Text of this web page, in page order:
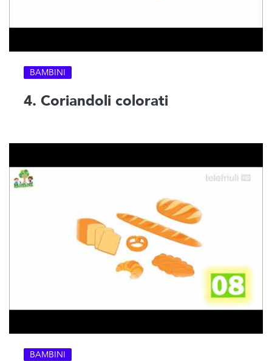
BAMBINI
4. Coriandoli colorati
BAMBINI